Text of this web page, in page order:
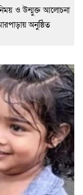
ও উন্মুক্ত আলোচনা
অনুষ্ঠিত